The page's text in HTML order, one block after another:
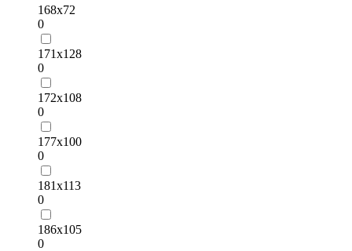
168х72
0
171х128
0
172х108
0
177х100
0
181х113
0
186х105
0